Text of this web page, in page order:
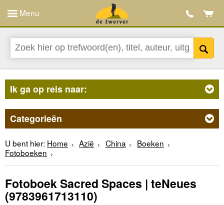
Menu
Ik ga op reis naar:
Categorieën
U bent hier: Home Azië China
Boeken
Fotoboeken
Fotoboek Sacred Spaces | teNeues
(9783961713110)